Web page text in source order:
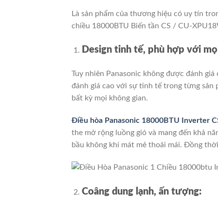
Là sản phẩm của thương hiệu có uy tín
chiều 18000BTU Biến tần CS / CU-
Design tinh tế, phù hợp với
Tuy nhiên Panasonic không được đánh
đánh giá cao với sự tinh tế trong từng sản
bất kỳ mọi không gian.
Điều hòa Panasonic 18000BTU Inverter
the mở rộng luồng gió và mang đến khả
bầu không khí mát mẻ thoải mái. Đồng thời
Coâng dung lạnh, ấn tượng: